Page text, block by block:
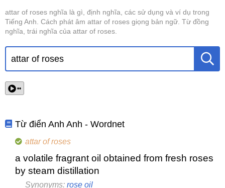
attar of roses nghĩa là gì, định nghĩa, các sử dụng và ví dụ trong
Tiếng Anh. Cách phát âm attar of roses giọng bản ngữ. Từ đồng
nghĩa, trái nghĩa của attar of roses.
••
Từ điển Anh Anh - Wordnet
attar of roses
a volatile fragrant oil obtained from fresh roses
by steam distillation
Synonyms: rose oil